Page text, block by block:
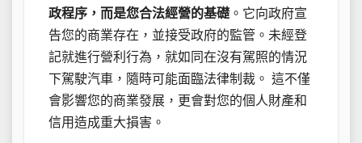
政程序，而是您合法經營的基礎。它向政府宣
告您的商業存在，並接受政府的監管。未經登
記就進行營利行為，就如同在沒有駕照的情況
下駕駛汽車，隨時可能面臨法律制裁。 這不僅
會影響您的商業發展，更會對您的個人財產和
信用造成重大損害。